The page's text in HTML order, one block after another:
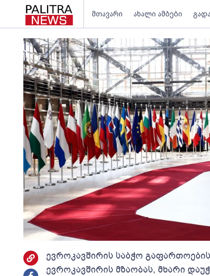
მთავარი ახალი ამბები
ევროკავშირის საბჭო
ევროკავშირის მზაობას, მხარი